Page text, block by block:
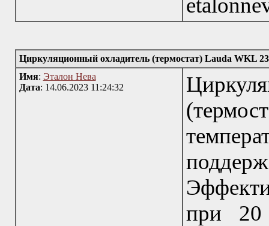
Циркуляционный охладитель (термостат) Lauda WKL
Имя: Эталон Нева
Дата: 14.06.2023 11:24:32
при 20